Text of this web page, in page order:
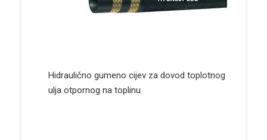
Hidraulično gumeno cijev za dovod toplotnog
ulja otpornog na toplinu